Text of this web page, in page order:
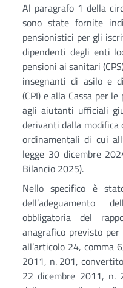
Al paragrafo 1 della
sono state fornite
pensionistici per gli
dipendenti degli enti
pensioni ai sanitari
insegnanti di asilo e
(CPI) e alla Cassa per
agli aiutanti ufficiali
derivanti dalla
ordinamentali di cui
legge 30 dicembre
Bilancio 2025).
Nello specifico è
dell’adeguamento
obbligatoria del
anagrafico previsto
all’articolo 24, comma
2011, n. 201,
22 dicembre 2011, n.